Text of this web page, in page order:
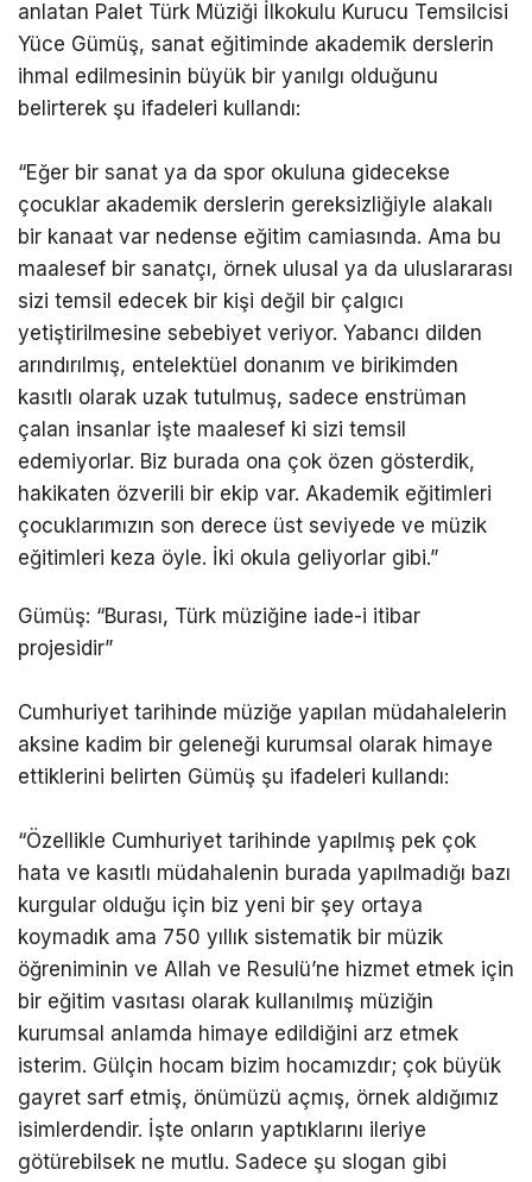
anlatan Palet Türk Müziği İlkokulu Kurucu Temsilcisi
Yüce Gümüş, sanat eğitiminde akademik derslerin
ihmal edilmesinin büyük bir yanılgı olduğunu
belirterek şu ifadeleri kullandı:
“Eğer bir sanat ya da spor okuluna gidecekse
çocuklar akademik derslerin gereksizliğiyle alakalı
bir kanaat var nedense eğitim camiasında. Ama bu
maalesef bir sanatçı, örnek ulusal ya da uluslararası
sizi temsil edecek bir kişi değil bir çalgıcı
yetiştirilmesine sebebiyet veriyor. Yabancı dilden
arındırılmış, entelektüel donanım ve birikimden
kasıtlı olarak uzak tutulmuş, sadece enstrüman
çalan insanlar işte maalesef ki sizi temsil
edemiyorlar. Biz burada ona çok özen gösterdik,
hakikaten özverili bir ekip var. Akademik eğitimleri
çocuklarımızın son derece üst seviyede ve müzik
eğitimleri keza öyle. İki okula geliyorlar gibi.”
Gümüş: “Burası, Türk müziğine iade-i itibar
projesidir”
Cumhuriyet tarihinde müziğe yapılan müdahalelerin
aksine kadim bir geleneği kurumsal olarak himaye
ettiklerini belirten Gümüş şu ifadeleri kullandı:
“Özellikle Cumhuriyet tarihinde yapılmış pek çok
hata ve kasıtlı müdahalenin burada yapılmadığı bazı
kurgular olduğu için biz yeni bir şey ortaya
koymadık ama 750 yıllık sistematik bir müzik
öğreniminin ve Allah ve Resulü’ne hizmet etmek için
bir eğitim vasıtası olarak kullanılmış müziğin
kurumsal anlamda himaye edildiğini arz etmek
isterim. Gülçin hocam bizim hocamızdır; çok büyük
gayret sarf etmiş, önümüzü açmış, örnek aldığımız
isimlerdendir. İşte onların yaptıklarını ileriye
götürebilsek ne mutlu. Sadece şu slogan gibi